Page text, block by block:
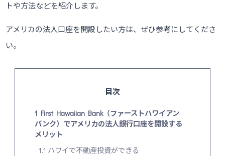
トや方法などを紹介します。
アメリカの法人口座を開設したい方は、ぜひ参考にしてくださ
い。
目次
1 First Hawaiian Bank（ファーストハワイアン
バンク）でアメリカの法人銀行口座を開設する
メリット
1.1 ハワイで不動産投資ができる